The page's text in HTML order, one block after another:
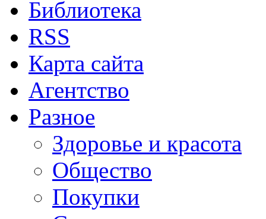
Библиотека
RSS
Карта сайта
Агентство
Разное
Здоровье и красота
Общество
Покупки